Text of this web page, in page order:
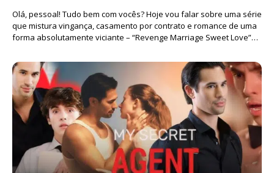
Olá, pessoal! Tudo bem com vocês? Hoje vou falar sobre uma série
que mistura vingança, casamento por contrato e romance de uma
forma absolutamente viciante – “Revenge Marriage Sweet Love”…